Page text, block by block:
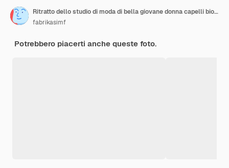
Ritratto dello studio di moda di bella giovane donna capelli biondi
fabrikasimf
Potrebbero piacerti anche queste foto.